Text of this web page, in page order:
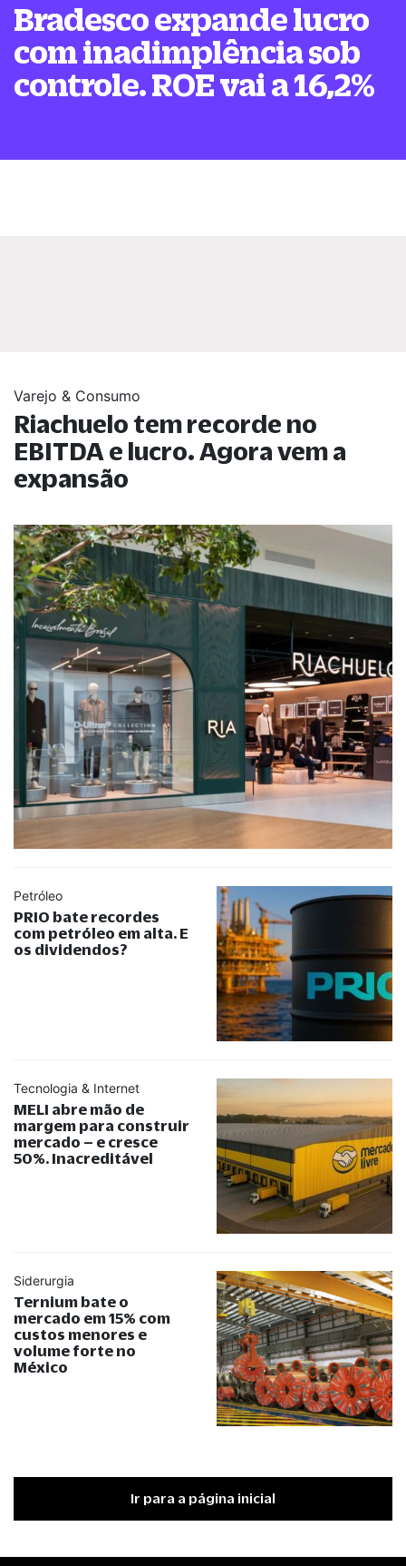
Bradesco expande lucro
com inadimplência sob
controle. ROE vai a 16,2%
Varejo & Consumo
Riachuelo tem recorde no
EBITDA e lucro. Agora vem a
expansão
Petróleo
PRIO bate recordes
com petróleo em alta. E
os dividendos?
Tecnologia & Internet
MELI abre mão de
margem para construir
mercado – e cresce
50%. Inacreditável
Siderurgia
Ternium bate o
mercado em 15% com
custos menores e
volume forte no
México
Ir para a página inicial